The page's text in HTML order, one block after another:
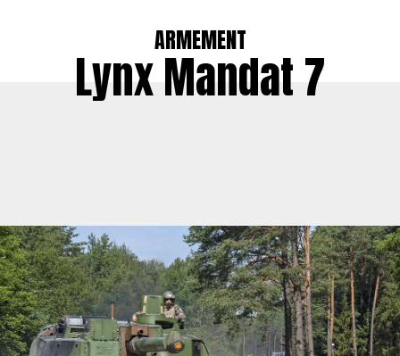
ARMEMENT
Lynx Mandat 7